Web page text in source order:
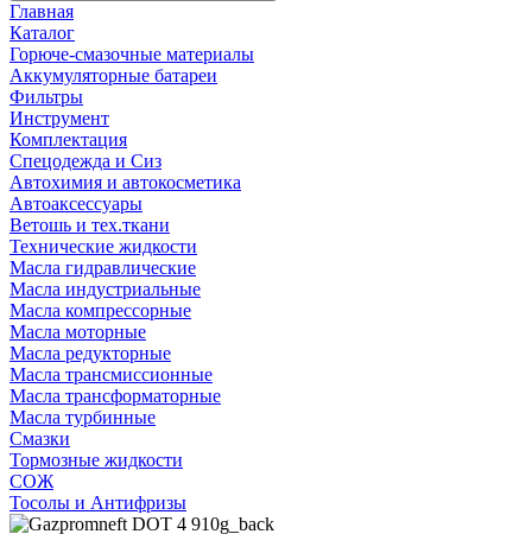
Главная
Каталог
Горюче-смазочные материалы
Аккумуляторные батареи
Фильтры
Инструмент
Комплектация
Спецодежда и Сиз
Автохимия и автокосметика
Автоаксессуары
Ветошь и тех.ткани
Технические жидкости
Масла гидравлические
Масла индустриальные
Масла компрессорные
Масла моторные
Масла редукторные
Масла трансмиссионные
Масла трансформаторные
Масла турбинные
Смазки
Тормозные жидкости
СОЖ
Тосолы и Антифризы